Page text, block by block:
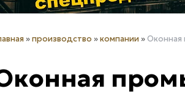
»производство »компании »Оконная